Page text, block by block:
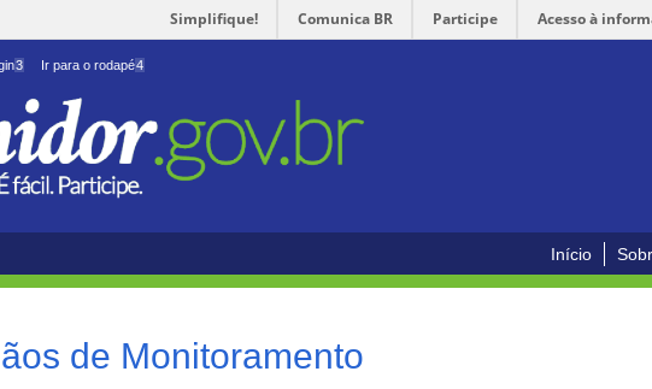
Simplifique! Comunica BR Participe Acesso à
3 Ir para o rodapé4
Início
de Monitoramento